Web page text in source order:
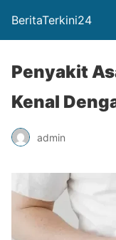
BeritaTerkini24
Penyakit
Kenal
admin